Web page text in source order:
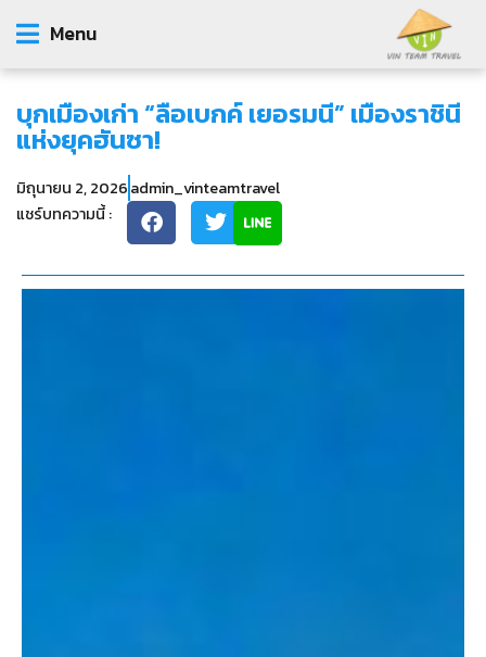
Menu
บุกเมืองเก่า “ลือเบกค์ เยอรมนี” เมืองราชินี
แห่งยุคฮันซา!
มิถุนายน 2, 2026admin_vinteamtravel
แชร์บทความนี้ :